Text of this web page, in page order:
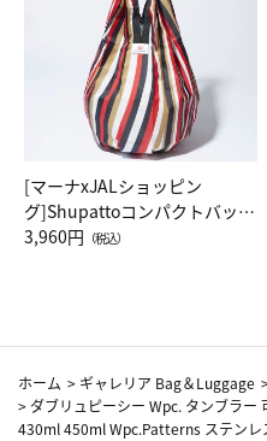
[マーナxJALショッピン
グ]Shupattoコンパクトバッグ
Drop JAL客室乗務員（LC）ス
3,960円 （税込）
ホーム > ギャレリア Bag＆Luggage
> ダブリュピーシー Wpc. タンブラー
430ml 450ml Wpc.Patterns ステンレ